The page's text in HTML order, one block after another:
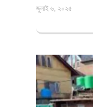
জুলাই ৬, ২০২৫